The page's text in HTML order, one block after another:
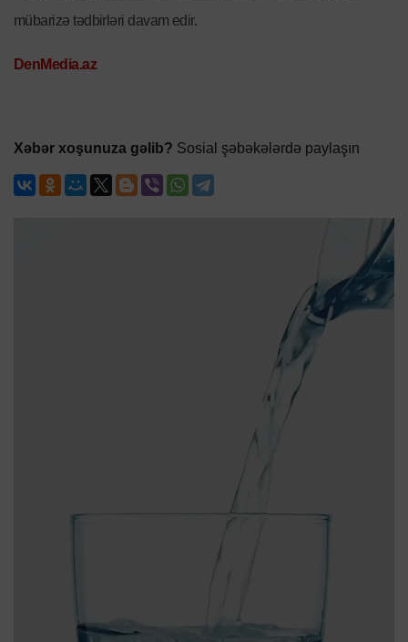
mübarizə tədbirləri davam edir.
DenMedia.az
Xəbər xoşunuza gəlib? Sosial şəbəkələrdə paylaşın